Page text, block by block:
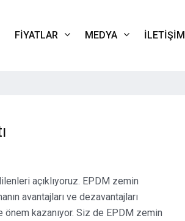
FIYATLAR MEDYA İLETIŞIM
açıklıyoruz. EPDM zemin
avantajları ve dezavantajları
kazanıyor. Siz de EPDM zemin